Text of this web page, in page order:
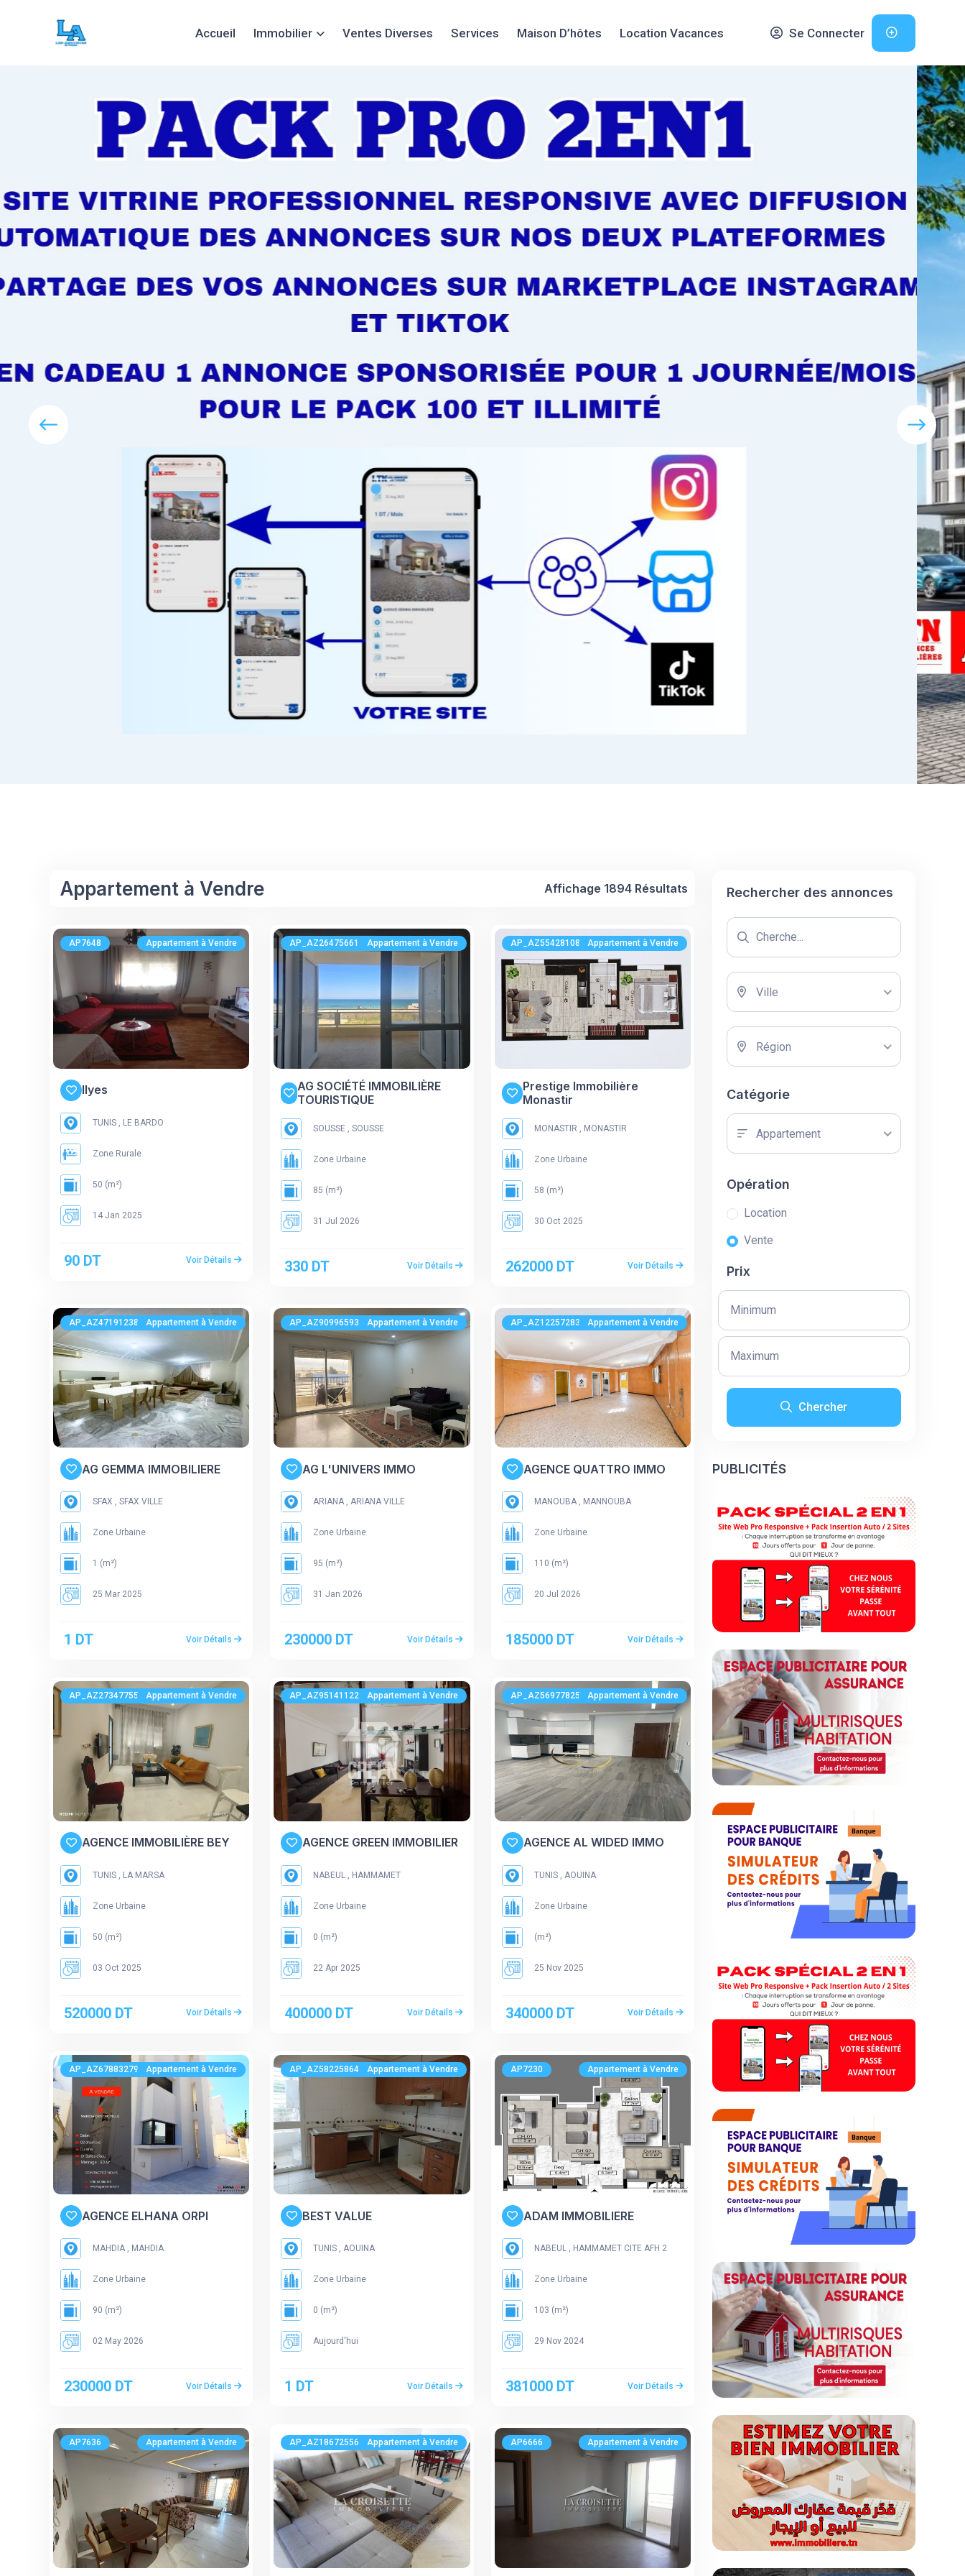
Accueil Immobilier Ventes Diverses Services Maison D’hôtes Location Vacances Se Connecter
Appartement à Vendre Affichage 1894 Résultats
AP7648 Appartement à Vendre
Ilyes
TUNIS , LE BARDO
Zone Rurale
50 (m²)
14 Jan 2025
90 DT Voir Détails
AP_AZ264756619 Appartement à Vendre
AG SOCIÉTÉ IMMOBILIÈRE
TOURISTIQUE
SOUSSE , SOUSSE
Zone Urbaine
85 (m²)
31 Jul 2026
330 DT Voir Détails
AP_AZ554281080 Appartement à Vendre
Prestige Immobilière
Monastir
MONASTIR , MONASTIR
Zone Urbaine
58 (m²)
30 Oct 2025
262000 DT Voir Détails
AP_AZ471912382 Appartement à Vendre
AG GEMMA IMMOBILIERE
SFAX , SFAX VILLE
Zone Urbaine
1 (m²)
25 Mar 2025
1 DT Voir Détails
AP_AZ909965934 Appartement à Vendre
AG L'UNIVERS IMMO
ARIANA , ARIANA VILLE
Zone Urbaine
95 (m²)
31 Jan 2026
230000 DT Voir Détails
AP_AZ122572830 Appartement à Vendre
AGENCE QUATTRO IMMO
MANOUBA , MANNOUBA
Zone Urbaine
110 (m²)
20 Jul 2026
185000 DT Voir Détails
AP_AZ273477556 Appartement à Vendre
AGENCE IMMOBILIÈRE BEY
TUNIS , LA MARSA
Zone Urbaine
50 (m²)
03 Oct 2025
520000 DT Voir Détails
AP_AZ951411223 Appartement à Vendre
AGENCE GREEN IMMOBILIER
NABEUL , HAMMAMET
Zone Urbaine
0 (m²)
22 Apr 2025
400000 DT Voir Détails
AP_AZ569778250 Appartement à Vendre
AGENCE AL WIDED IMMO
TUNIS , AOUINA
Zone Urbaine
(m²)
25 Nov 2025
340000 DT Voir Détails
AP_AZ678832793 Appartement à Vendre
AGENCE ELHANA ORPI
MAHDIA , MAHDIA
Zone Urbaine
90 (m²)
02 May 2026
230000 DT Voir Détails
AP_AZ582258647 Appartement à Vendre
BEST VALUE
TUNIS , AOUINA
Zone Urbaine
0 (m²)
Aujourd'hui
1 DT Voir Détails
AP7230 Appartement à Vendre
ADAM IMMOBILIERE
NABEUL , HAMMAMET CITE AFH 2
Zone Urbaine
103 (m²)
29 Nov 2024
381000 DT Voir Détails
AP7636 Appartement à Vendre AP_AZ186725567 Appartement à Vendre AP6666 Appartement à Vendre
Rechercher des annonces
Ville
Région
Catégorie
Appartement
Opération
Location
Vente
Prix
Chercher
PUBLICITÉS